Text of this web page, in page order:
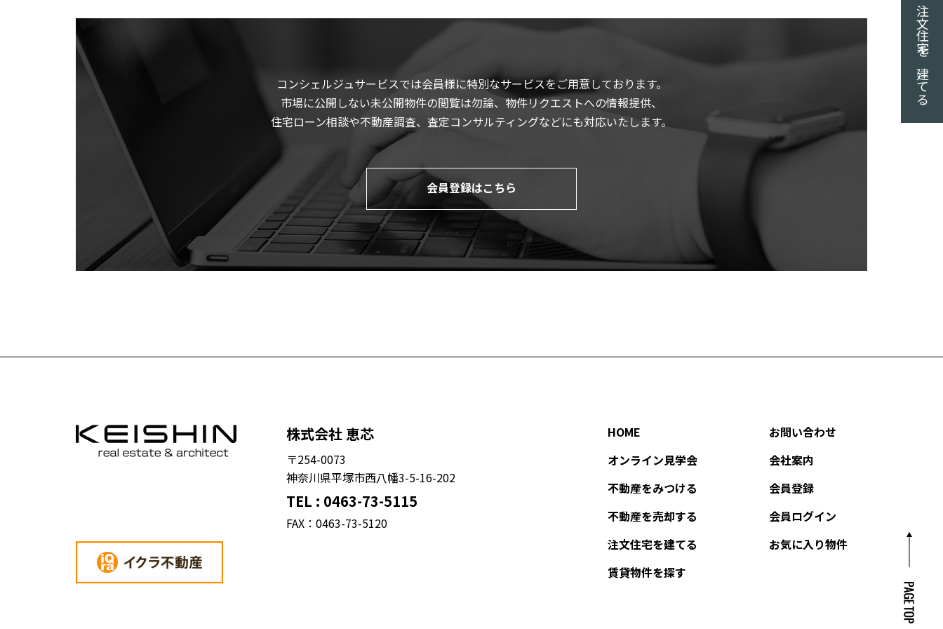
注文住宅を建てる
コンシェルジュサービスでは会員様に特別なサービスをご用意しております。
市場に公開しない未公開物件の閲覧は勿論、物件リクエストへの情報提供、
住宅ローン相談や不動産調査、査定コンサルティングなどにも対応いたします。
会員登録はこちら
株式会社 恵芯
〒254-0073
神奈川県平塚市西八幡3-5-16-202
TEL : 0463-73-5115
FAX： 0463-73-5120
HOME
オンライン見学会
不動産をみつける
不動産を売却する
注文住宅を建てる
賃貸物件を探す
お問い合わせ
会社案内
会員登録
会員ログイン
お気に入り物件